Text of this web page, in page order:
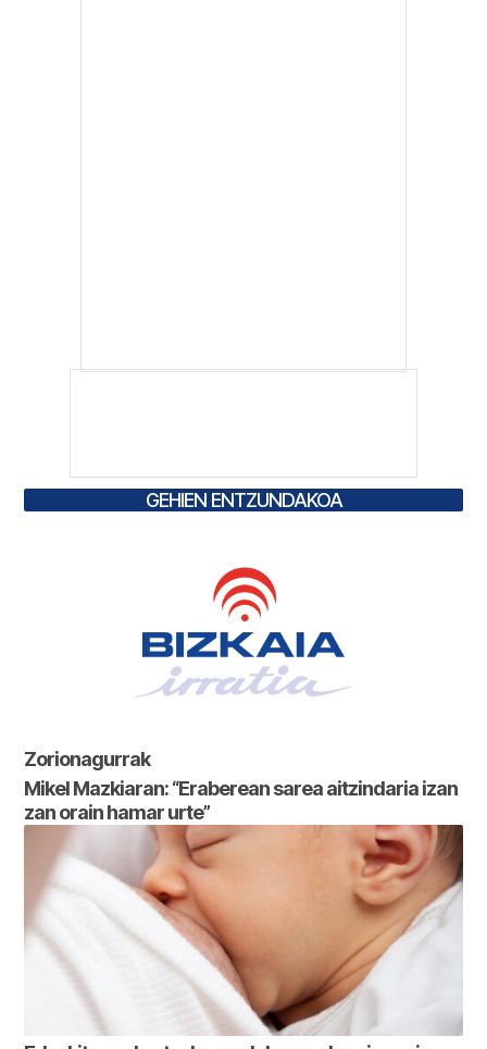
GEHIEN ENTZUNDAKOA
Zorionagurrak
Mikel Mazkiaran: “Eraberean sarea aitzindaria izan
zan orain hamar urte”